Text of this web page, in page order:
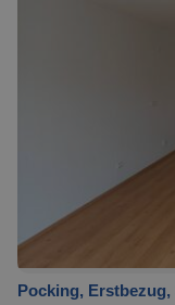
Pocking,